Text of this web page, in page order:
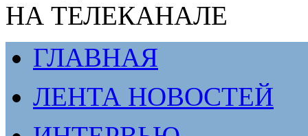
НА ТЕЛЕКАНАЛЕ
ГЛАВНАЯ
ЛЕНТА НОВОСТЕЙ